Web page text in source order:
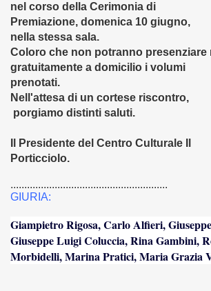
nel corso della Cerimonia di
Premiazione, domenica 10 giugno,
nella stessa sala.
Coloro che non potranno presenziare
gratuitamente a domicilio i volumi
prenotati.
Nell'attesa di un cortese riscontro,
porgiamo distinti saluti.
Il Presidente del Centro Culturale Il
Porticciolo.
.........................................................
GIURIA:
Giampietro Rigosa, Carlo Alfieri,
Giuseppe Luigi Coluccia, Rina Gambini,
Morbidelli, Marina Pratici, Maria Grazia
- 18-04-2012)
REA (19-04-2012)
cornice (06-06-2012)
DI ARGO - 26-07-2012)
(18-06-2012)
fuoco - 12-16 - - 9 - - 2012)
- 12-9-2012)